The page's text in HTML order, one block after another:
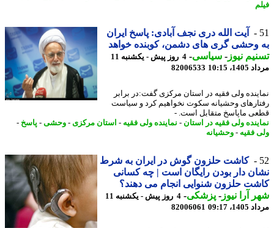
آیت الله دری نجف آبادی: پاسخ ایران
وحشی گری های دشمن، کوبنده خواهد
نیوز-سیاسی-
4 روز پیش - یکشنبه 11
10:15
82006533
ولی فقیه در استان مرکزی گفت:در برابر
وحشیانه سکوت نخواهیم کرد و سیاست
ماپاسخ متقابل است. -
ولی فقیه در استان-نماینده ولی فقیه -استان مرکزی - وحشی-پاسخ-
فقیه -وحشیانه
کاشت حلزون گوش در ایران به شرط
دار بودن رایگان است | چه کسانی
حلزون شنوایی انجام می دهند؟
آرا نیوز-پزشکی-
4 روز پیش - یکشنبه 11
09:17
82006061